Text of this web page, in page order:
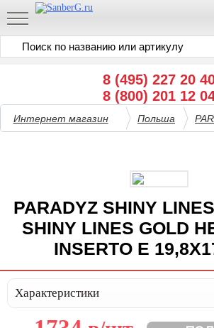
8 (495) 227 20
8 (800) 201 12
Интернет магазин Польша
PARADYZ SHINY
SHINY LINES GOLD
INSERTO E
Характеристики